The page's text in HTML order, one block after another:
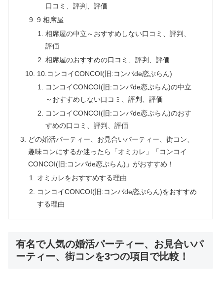
口コミ、評判、評価
9.相席屋
相席屋の中立～おすすめしない口コミ、評判、
評価
相席屋のおすすめの口コミ、評判、評価
10.コンコイCONCOI(旧:コンパde恋ぷらん)
コンコイCONCOI(旧:コンパde恋ぷらん)の中立
～おすすめしない口コミ、評判、評価
コンコイCONCOI(旧:コンパde恋ぷらん)のおす
すめの口コミ、評判、評価
どの婚活パーティー、お見合いパーティー、街コン、
趣味コンにするか迷ったら「オミカレ」「コンコイ
CONCOI(旧:コンパde恋ぷらん)」がおすすめ！
オミカレをおすすめする理由
コンコイCONCOI(旧:コンパde恋ぷらん)をおすすめ
する理由
有名で人気の婚活パーティー、お見合いパ
ーティー、街コンを3つの項目で比較！